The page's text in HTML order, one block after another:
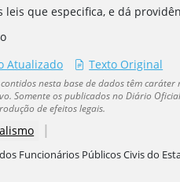
leis que especifica, e dá
Atualizado Texto Original
nesta base de dados têm caráter
Somente os publicados no Diário
de efeitos legais.
|
Funcionários Públicos Civis do